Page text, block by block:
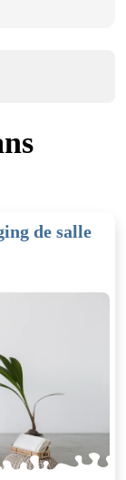
de salle